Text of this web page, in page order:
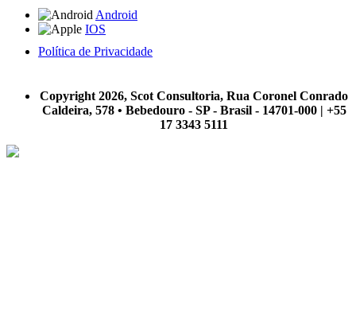
Android
IOS
Política de Privacidade
Copyright 2026, Scot Consultoria, Rua Coronel Conrado
Caldeira, 578 • Bebedouro - SP - Brasil - 14701-000 | +55
17 3343 5111